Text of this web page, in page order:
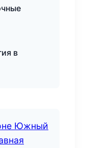
в
Южный